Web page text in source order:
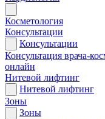
Косметология
Консультации
Консультации
Консультация врача-
онлайн
Нитевой лифтинг
Нитевой лифтинг
Зоны
Зоны